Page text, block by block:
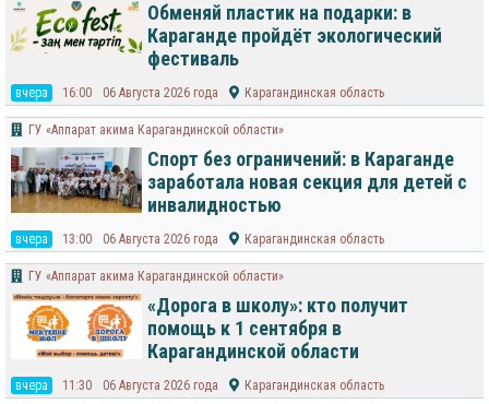
Обменяй пластик на подарки: в
Караганде пройдёт экологический
фестиваль
вчера 16:00 06 Августа 2026 года Карагандинская область
ГУ «Аппарат акима Карагандинской области»
Спорт без ограничений: в Караганде
заработала новая секция для детей с
инвалидностью
вчера 13:00 06 Августа 2026 года Карагандинская область
ГУ «Аппарат акима Карагандинской области»
«Дорога в школу»: кто получит
помощь к 1 сентября в
Карагандинской области
вчера 11:30 06 Августа 2026 года Карагандинская область